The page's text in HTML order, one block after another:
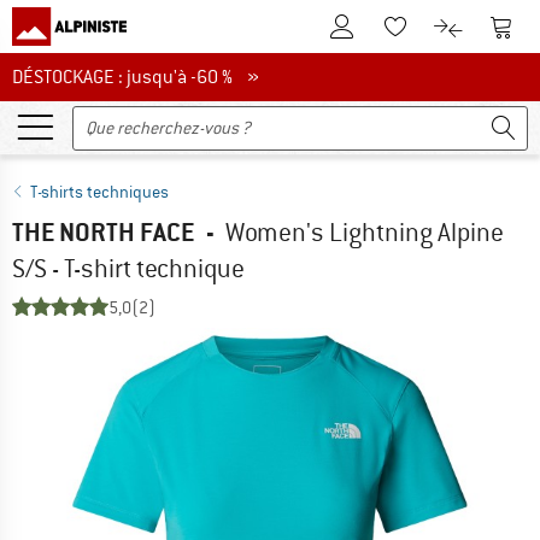
Vers le compte client
Vers la liste
Vers le
DÉSTOCKAGE : jusqu'à -60 %
DÉSTOCKAGE : jusqu'à -60 % »
T-shirts techniques
THE NORTH FACE - Women's Lightning Alpine
S/S - T-shirt technique
5,0(2)